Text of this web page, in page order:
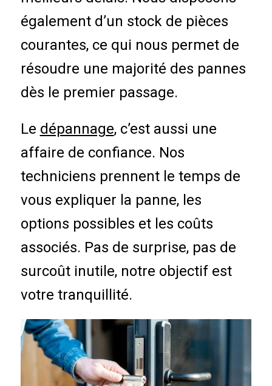
également d’un stock de pièces
courantes, ce qui nous permet de
résoudre une majorité des pannes
dès le premier passage.
Le dépannage, c’est aussi une
affaire de confiance. Nos
techniciens prennent le temps de
vous expliquer la panne, les
options possibles et les coûts
associés. Pas de surprise, pas de
surcoût inutile, notre objectif est
votre tranquillité.